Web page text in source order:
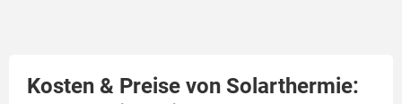
Kosten & Preise von Solarthermie: